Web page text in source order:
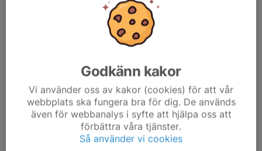
0 kommentarer
Onsdag 11/2 kommer Marcus att vara bortrest, vi tränar som
vanligt men det kommer en vikarie istället.
Godkänn kakor
Vi använder oss av kakor (cookies) för att vår
webbplats ska fungera bra för dig. De används
även för webbanalys i syfte att hjälpa oss att
förbättra våra tjänster.
Så använder vi cookies